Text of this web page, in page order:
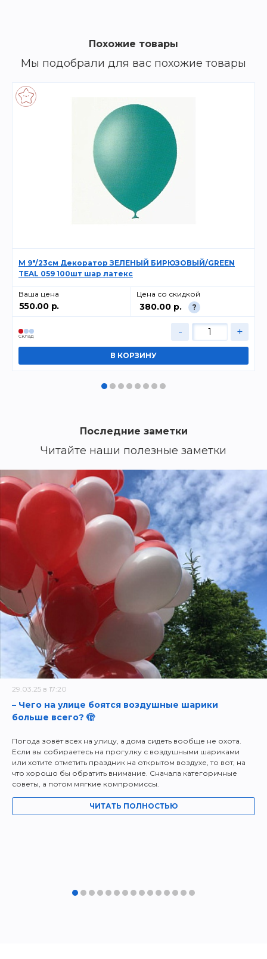
Похожие товары
Мы подобрали для вас похожие товары
M 9"/23см Декоратор ЗЕЛЕНЫЙ БИРЮЗОВЫЙ/GREEN
TEAL 059 100шт шар латекс
Ваша цена
550.00 р.
Цена со скидкой
380.00 р. ?
Cклад - +
Последние заметки
Читайте наши полезные заметки
29.03.25 в 17:20
– Чего на улице боятся воздушные шарики
больше всего? 🫣
Погода зовёт всех на улицу, а дома сидеть вообще не охота.
Если вы собираетесь на прогулку с воздушными шариками
или хотите отметить праздник на открытом воздухе, то вот, на
что хорошо бы обратить внимание. Сначала категоричные
советы, а потом мягкие компромиссы.
ЧИТАТЬ ПОЛНОСТЬЮ